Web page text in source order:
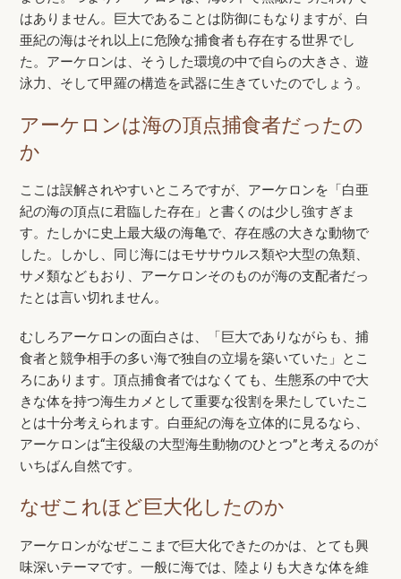
はありません。巨大であることは防御にもなりますが、白
亜紀の海はそれ以上に危険な捕食者も存在する世界でし
た。アーケロンは、そうした環境の中で自らの大きさ、遊
泳力、そして甲羅の構造を武器に生きていたのでしょう。
アーケロンは海の頂点捕食者だったの
か
ここは誤解されやすいところですが、アーケロンを「白亜
紀の海の頂点に君臨した存在」と書くのは少し強すぎま
す。たしかに史上最大級の海亀で、存在感の大きな動物で
した。しかし、同じ海にはモササウルス類や大型の魚類、
サメ類などもおり、アーケロンそのものが海の支配者だっ
たとは言い切れません。
むしろアーケロンの面白さは、「巨大でありながらも、捕
食者と競争相手の多い海で独自の立場を築いていた」とこ
ろにあります。頂点捕食者ではなくても、生態系の中で大
きな体を持つ海生カメとして重要な役割を果たしていたこ
とは十分考えられます。白亜紀の海を立体的に見るなら、
アーケロンは“主役級の大型海生動物のひとつ”と考えるのが
いちばん自然です。
なぜこれほど巨大化したのか
アーケロンがなぜここまで巨大化できたのかは、とても興
味深いテーマです。一般に海では、陸よりも大きな体を維